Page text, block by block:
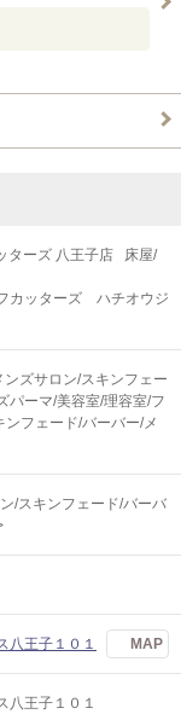
ターズ 八王子店 床屋/
カッターズ ハチオウジ
ズサロン/スキンフェー
パーマ/美容室/理容室/フ
フェード/バーバー/メ
/スキンフェード/バーバ
王子１０１ MAP
王子１０１